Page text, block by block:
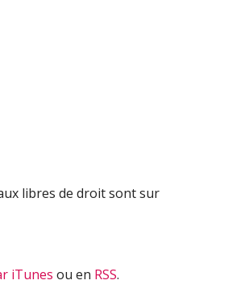
libres de droit sont sur
iTunes ou en RSS.